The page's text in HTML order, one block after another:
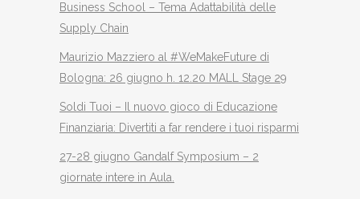
Business School – Tema Adattabilità delle
Supply Chain
Maurizio Mazziero al #WeMakeFuture di
Bologna: 26 giugno h. 12.20 MALL Stage 29
Soldi Tuoi – Il nuovo gioco di Educazione
Finanziaria: Divertiti a far rendere i tuoi risparmi
27-28 giugno Gandalf Symposium – 2
giornate intere in Aula.